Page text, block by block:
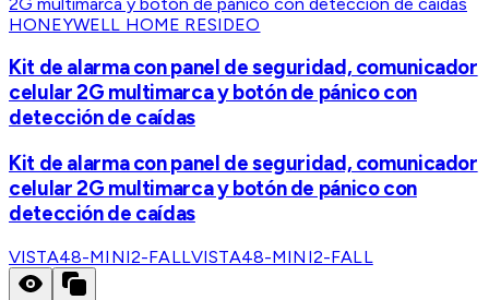
HONEYWELL HOME RESIDEO
Kit de alarma con panel de seguridad, comunicador
celular 2G multimarca y botón de pánico con
detección de caídas
Kit de alarma con panel de seguridad, comunicador
celular 2G multimarca y botón de pánico con
detección de caídas
VISTA48-MINI2-FALLVISTA48-MINI2-FALL